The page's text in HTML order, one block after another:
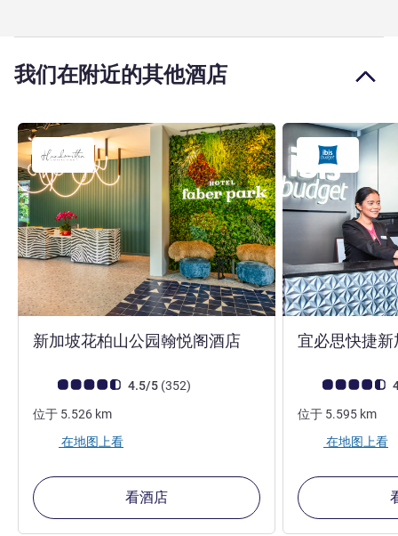
我们在附近的其他酒店
新加坡花柏山公园翰悦阁酒店4 星
客户意见评级 (ALL 评级)
4.5/5 (352评论
)
位于 5.526 km
在地图上看
看酒店
宜必思快捷
客户意见评级
位于 5.595 km
在地图上看